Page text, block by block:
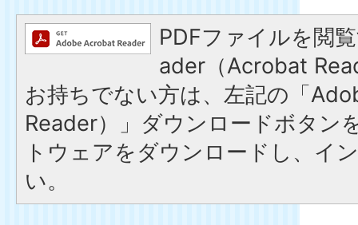
PDFファイルを閲
ader（Acrobat
お持ちでない方は、左記の「
Reader）」ダウンロードボタン
トウェアをダウンロードし、イ
い。